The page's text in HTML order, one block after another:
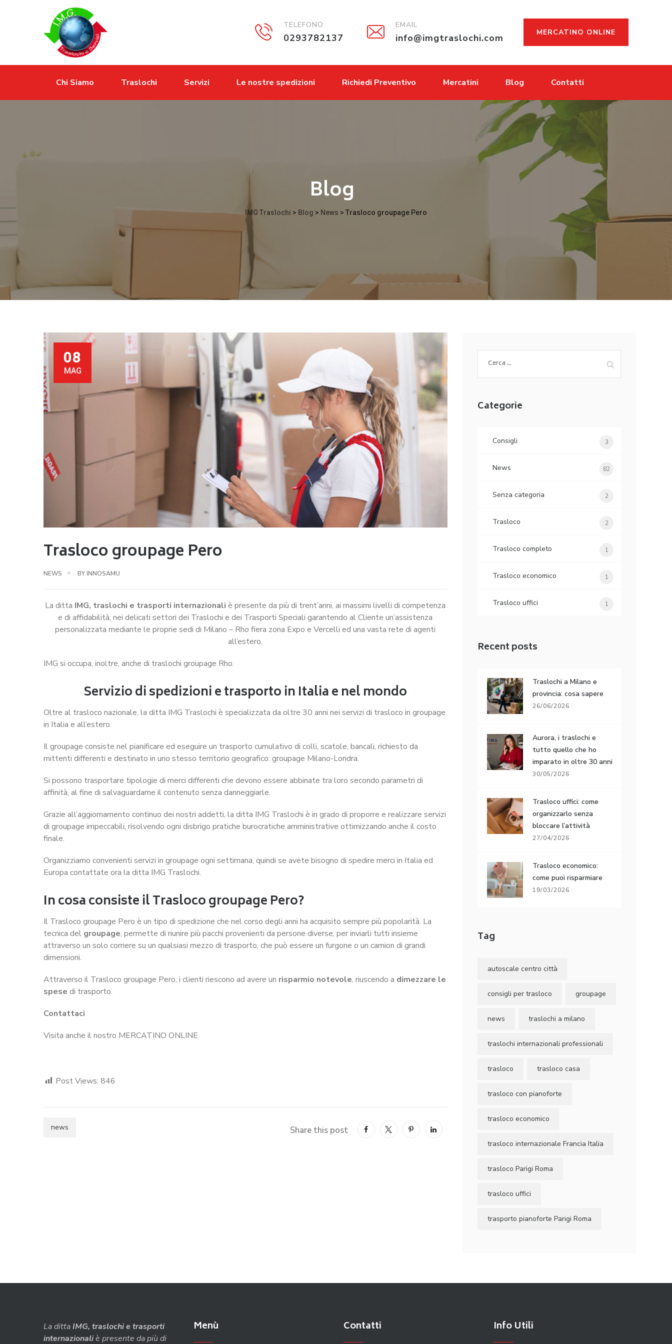
TELEFONO
0293782137
EMAIL
info@imgtraslochi.com MERCATINO ONLINE
Chi Siamo Traslochi Servizi Le nostre spedizioni Richiedi Preventivo Mercatini Blog Contatti
Blog
IMG Traslochi > Blog > News > Trasloco groupage Pero
08
MAG
Trasloco groupage Pero
NEWS BYINNOSAMU
La ditta IMG, traslochi e trasporti internazionali è presente da più di trent’anni, ai massimi livelli di competenza
e di affidabilità, nei delicati settori dei Traslochi e dei Trasporti Speciali garantendo al Cliente un’assistenza
personalizzata mediante le proprie sedi di Milano – Rho fiera zona Expo e Vercelli ed una vasta rete di agenti
all’estero.
IMG si occupa, inoltre, anche di traslochi groupage Rho.
Servizio di spedizioni e trasporto in Italia e nel mondo
Oltre al trasloco nazionale, la ditta IMG Traslochi è specializzata da oltre 30 anni nei servizi di trasloco in groupage
in Italia e all’estero.
Il groupage consiste nel pianificare ed eseguire un trasporto cumulativo di colli, scatole, bancali, richiesto da
mittenti differenti e destinato in uno stesso territorio geografico: groupage Milano-Londra.
Si possono trasportare tipologie di merci differenti che devono essere abbinate tra loro secondo parametri di
affinità, al fine di salvaguardarne il contenuto senza danneggiarle.
Grazie all’aggiornamento continuo dei nostri addetti, la ditta IMG Traslochi è in grado di proporre e realizzare servizi
di groupage impeccabili, risolvendo ogni disbrigo pratiche burocratiche amministrative ottimizzando anche il costo
finale.
Organizziamo convenienti servizi in groupage ogni settimana, quindi se avete bisogno di spedire merci in Italia ed
Europa contattate ora la ditta IMG Traslochi.
In cosa consiste il Trasloco groupage Pero?
Il Trasloco groupage Pero è un tipo di spedizione che nel corso degli anni ha acquisito sempre più popolarità. La
tecnica del groupage, permette di riunire più pacchi provenienti da persone diverse, per inviarli tutti insieme
attraverso un solo corriere su un qualsiasi mezzo di trasporto, che può essere un furgone o un camion di grandi
dimensioni.
Attraverso il Trasloco groupage Pero, i clienti riescono ad avere un risparmio notevole, riuscendo a dimezzare le
spese di trasporto.
Contattaci
Visita anche il nostro MERCATINO ONLINE
Post Views: 846
news Share this post
per:
Categorie
Consigli 3
News 82
Senza categoria 2
Trasloco 2
Trasloco completo 1
Trasloco economico 1
Trasloco uffici 1
Recent posts
Traslochi a Milano e
provincia: cosa sapere
26/06/2026
Aurora, i traslochi e
tutto quello che ho
imparato in oltre 30 anni
30/05/2026
Trasloco uffici: come
organizzarlo senza
bloccare l’attività
27/04/2026
Trasloco economico:
come puoi risparmiare
19/03/2026
Tag
autoscale centro città
consigli per trasloco groupage
news traslochi a milano
traslochi internazionali professionali
trasloco trasloco casa
trasloco con pianoforte
trasloco economico
trasloco internazionale Francia Italia
trasloco Parigi Roma
trasloco uffici
trasporto pianoforte Parigi Roma
La dittaIMG, traslochi e trasporti
internazionaliè presente da più di
Menù Contatti Info Utili